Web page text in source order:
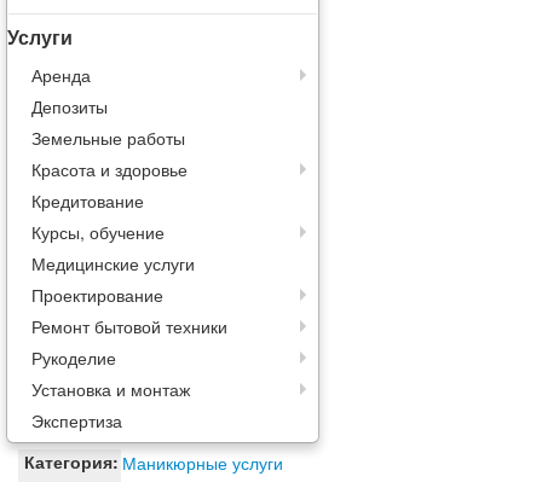
Услуги
Аренда
Депозиты
Земельные работы
Красота и здоровье
Кредитование
Курсы, обучение
Медицинские услуги
Проектирование
Ремонт бытовой техники
Рукоделие
Установка и монтаж
Экспертиза
Категория: Маникюрные услуги